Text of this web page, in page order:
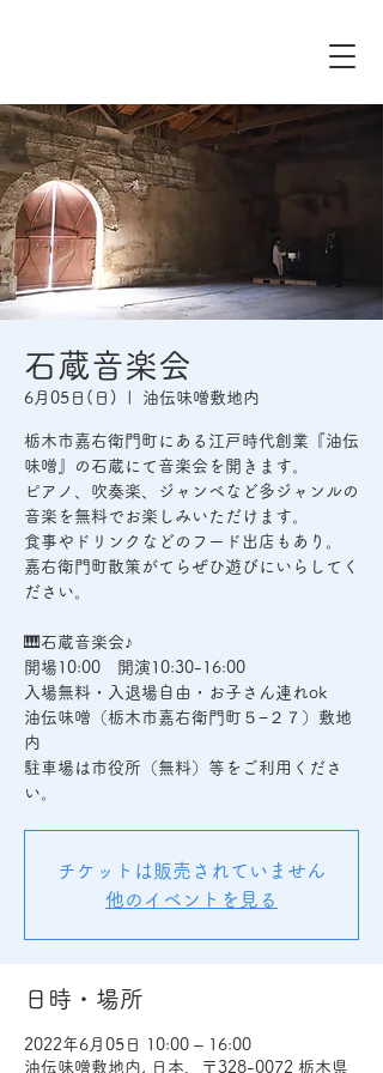
石蔵音楽会
6月05日(日) 油伝味噌敷地内
栃木市嘉右衛門町にある江戸時代創業『油伝
味噌』の石蔵にて音楽会を開きます。
ピアノ、吹奏楽、ジャンベなど多ジャンルの
音楽を無料でお楽しみいただけます。
食事やドリンクなどのフード出店もあり。
嘉右衛門町散策がてらぜひ遊びにいらしてく
ださい。
🎹石蔵音楽会♪
開場10:00 開演10:30-16:00
入場無料・入退場自由・お子さん連れok
油伝味噌（栃木市嘉右衛門町５−２７）敷地
内
駐車場は市役所（無料）等をご利用くださ
い。
チケットは販売されていません
他のイベントを見る
日時・場所
2022年6月05日 10:00 – 16:00
油伝味噌敷地内, 日本、〒328-0072 栃木県